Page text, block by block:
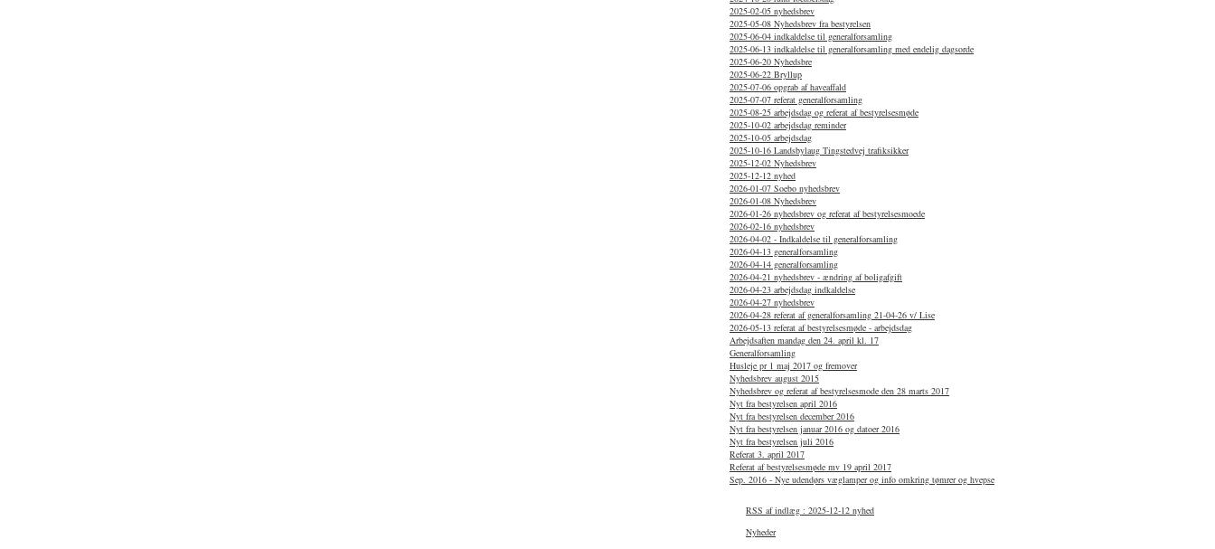
2025-02-05 nyhedsbrev
2025-05-08 Nyhedsbrev fra bestyrelsen
2025-06-04 indkaldelse til generalforsamling
2025-06-13 indkaldelse til generalforsamling med endelig dagsorde
2025-06-20 Nyhedsbre
2025-06-22 Bryllup
2025-07-06 opgrab af haveaffald
2025-07-07 referat generalforsamling
2025-08-25 arbejdsdag og referat af bestyrelsesmøde
2025-10-02 arbejdsdag reminder
2025-10-05 arbejdsdag
2025-10-16 Landsbylaug Tingstedvej trafiksikker
2025-12-02 Nyhedsbrev
2025-12-12 nyhed
2026-01-07 Soebo nyhedsbrev
2026-01-08 Nyhedsbrev
2026-01-26 nyhedsbrev og referat af bestyrelsesmoede
2026-02-16 nyhedsbrev
2026-04-02 - Indkaldelse til generalforsamling
2026-04-13 generalforsamling
2026-04-14 generalforsamling
2026-04-21 nyhedsbrev - ændring af boligafgift
2026-04-23 arbejdsdag indkaldelse
2026-04-27 nyhedsbrev
2026-04-28 referat af generalforsamling 21-04-26 v/ Lise
2026-05-13 referat af bestyrelsesmøde - arbejdsdag
Arbejdsaften mandag den 24. april kl. 17
Generalforsamling
Husleje pr 1 maj 2017 og fremover
Nyhedsbrev august 2015
Nyhedsbrev og referat af bestyrelsesmode den 28 marts 2017
Nyt fra bestyrelsen april 2016
Nyt fra bestyrelsen december 2016
Nyt fra bestyrelsen januar 2016 og datoer 2016
Nyt fra bestyrelsen juli 2016
Referat 3. april 2017
Referat af bestyrelsesmøde mv 19 april 2017
Sep. 2016 - Nye udendørs væglamper og info omkring tømrer og hvepse
RSS af indlæg : 2025-12-12 nyhed
Nyheder